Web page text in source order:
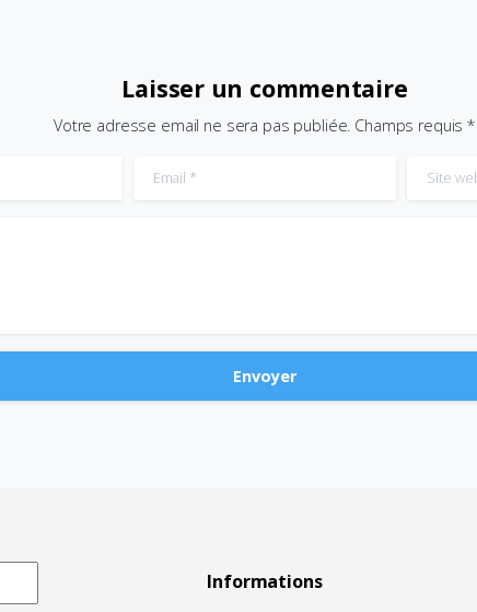
Laisser un commentaire
Votre adresse email ne sera pas publiée. Champs requis *
Email Site web
Informations